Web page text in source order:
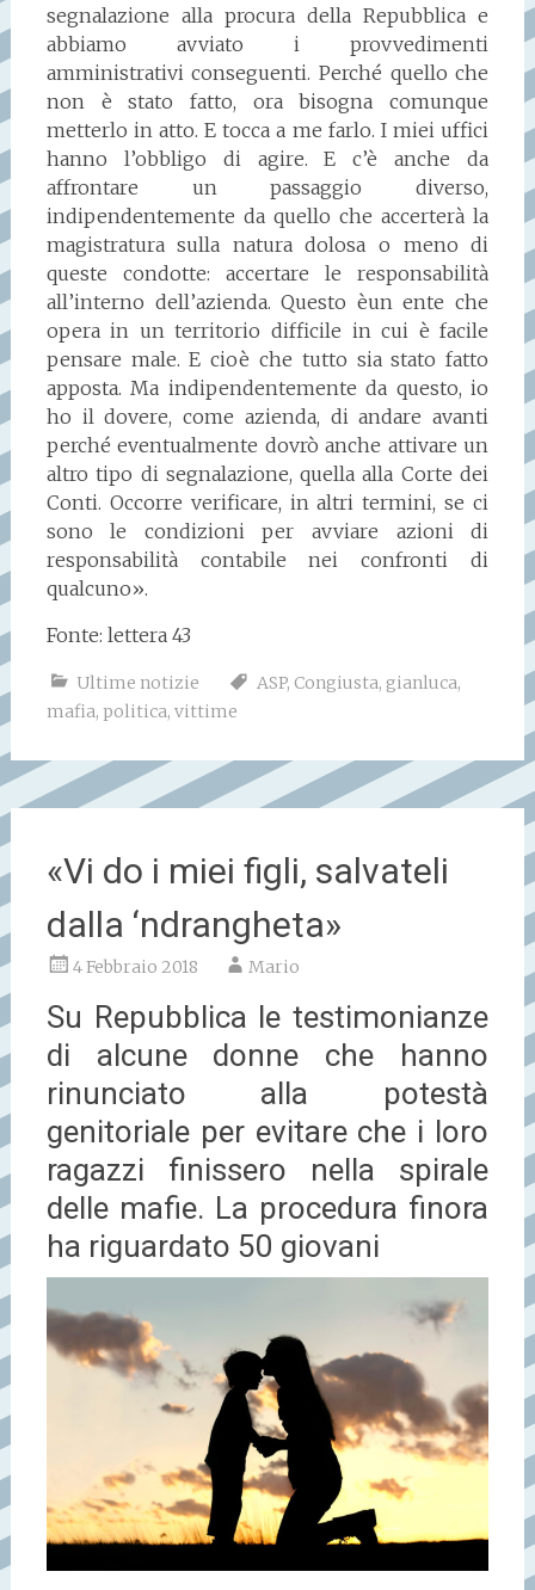
segnalazione alla procura della Repubblica e
abbiamo avviato i provvedimenti
amministrativi conseguenti. Perché quello che
non è stato fatto, ora bisogna comunque
metterlo in atto. E tocca a me farlo. I miei uffici
hanno l’obbligo di agire. E c’è anche da
affrontare un passaggio diverso,
indipendentemente da quello che accerterà la
magistratura sulla natura dolosa o meno di
queste condotte: accertare le responsabilità
all’interno dell’azienda. Questo èun ente che
opera in un territorio difficile in cui è facile
pensare male. E cioè che tutto sia stato fatto
apposta. Ma indipendentemente da questo, io
ho il dovere, come azienda, di andare avanti
perché eventualmente dovrò anche attivare un
altro tipo di segnalazione, quella alla Corte dei
Conti. Occorre verificare, in altri termini, se ci
sono le condizioni per avviare azioni di
responsabilità contabile nei confronti di
qualcuno».
Fonte: lettera 43
Ultime notizie ASP, Congiusta, gianluca,
mafia, politica, vittime
«Vi do i miei figli, salvateli
dalla ‘ndrangheta»
4 Febbraio 2018 Mario
Su Repubblica le testimonianze
di alcune donne che hanno
rinunciato alla potestà
genitoriale per evitare che i loro
ragazzi finissero nella spirale
delle mafie. La procedura finora
ha riguardato 50 giovani